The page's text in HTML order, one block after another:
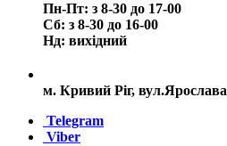
Пн-Пт: з 8-30 до 17-00
Сб: з 8-30 до 16-00
Нд: вихідний
м. Кривий Ріг,
Telegram
Viber